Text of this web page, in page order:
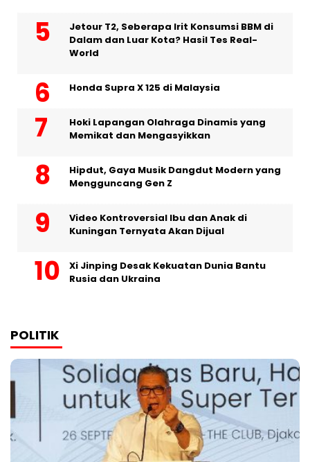
Jetour T2, Seberapa Irit Konsumsi BBM di
Dalam dan Luar Kota? Hasil Tes Real-
World
Honda Supra X 125 di Malaysia
Hoki Lapangan Olahraga Dinamis yang
Memikat dan Mengasyikkan
Hipdut, Gaya Musik Dangdut Modern yang
Mengguncang Gen Z
Video Kontroversial Ibu dan Anak di
Kuningan Ternyata Akan Dijual
Xi Jinping Desak Kekuatan Dunia Bantu
Rusia dan Ukraina
POLITIK